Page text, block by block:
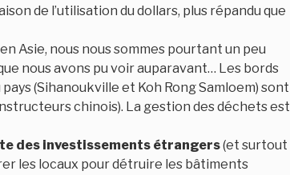
de l’utilisation du dollars, plus répandu que
Asie, nous nous sommes pourtant un peu
nous avons pu voir auparavant… Les bords
(Sihanoukville et Koh Rong Samloem) sont
chinois). La gestion des déchets est
des investissements étrangers(et surtout
les locaux pour détruire les bâtiments